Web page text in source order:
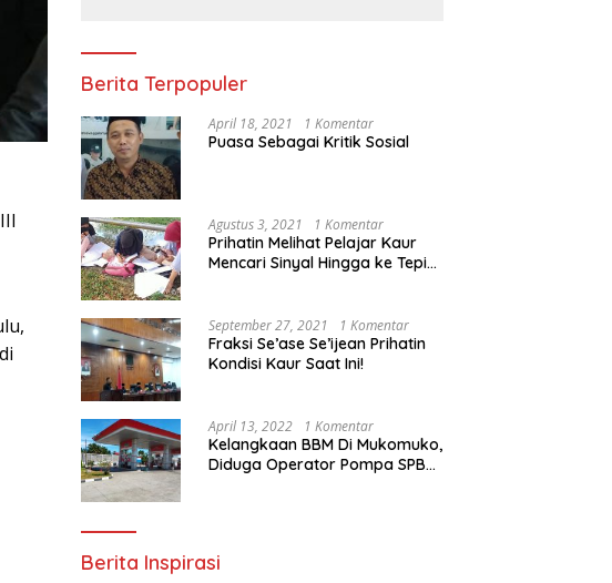
Berita Terpopuler
April 18, 2021 1 Komentar
Puasa Sebagai Kritik Sosial
Agustus 3, 2021 1 Komentar
Prihatin Melihat Pelajar Kaur
Mencari Sinyal Hingga ke Tepi
Segera Bertindak
September 27, 2021 1 Komentar
Fraksi Se’ase Se’ijean Prihatin
Kondisi Kaur Saat Ini!
April 13, 2022 1 Komentar
Kelangkaan BBM Di Mukomuko,
Diduga Operator Pompa SPBU
Berita Inspirasi